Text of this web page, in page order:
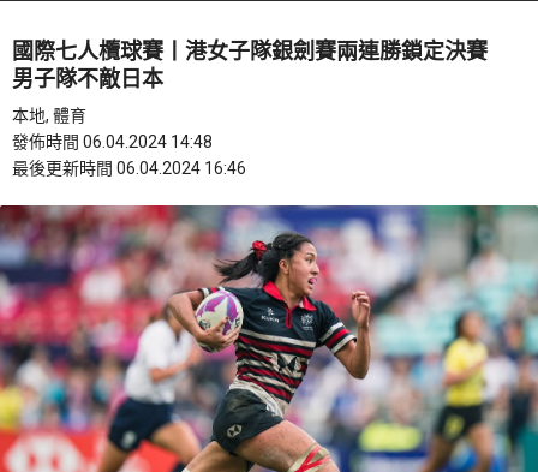
國際七人欖球賽丨港女子隊銀劍賽兩連勝鎖定決賽
男子隊不敵日本
本地, 體育
發佈時間 06.04.2024 14:48
最後更新時間 06.04.2024 16:46